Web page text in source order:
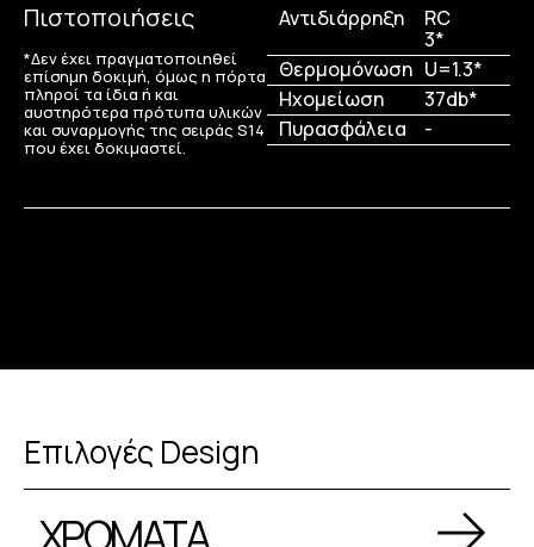
Πιστοποιήσεις
*Δεν έχει πραγματοποιηθεί
επίσημη δοκιμή, όμως η πόρτα
πληροί τα ίδια ή και
αυστηρότερα πρότυπα υλικών
και συναρμογής της σειράς S14
που έχει δοκιμαστεί.
Αντιδιάρρηξη
RC
3*
Θερμομόνωση U=1.3*
Ηχομείωση
37db*
Πυρασφάλεια
-
Επιλογές Design